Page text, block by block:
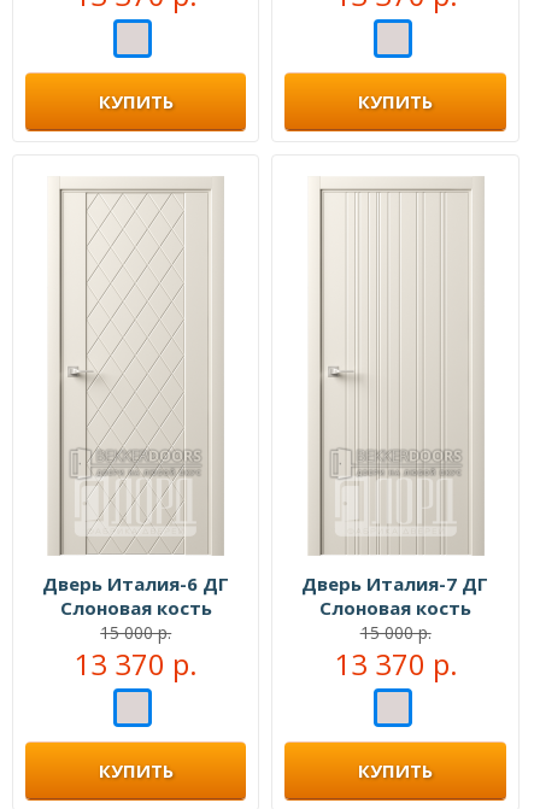
КУПИТЬ КУПИТЬ
Дверь Италия-6 ДГ
Слоновая кость
15 000 р.
13 370 р.
КУПИТЬ
Дверь Италия-7 ДГ
Слоновая кость
15 000 р.
13 370 р.
КУПИТЬ